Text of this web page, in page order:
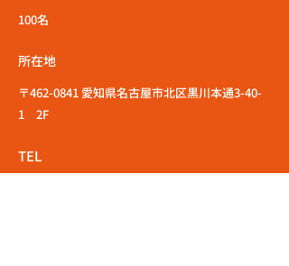
100名
所在地
〒462-0841 愛知県名古屋市北区黒川本通3-40-
1 2F
TEL